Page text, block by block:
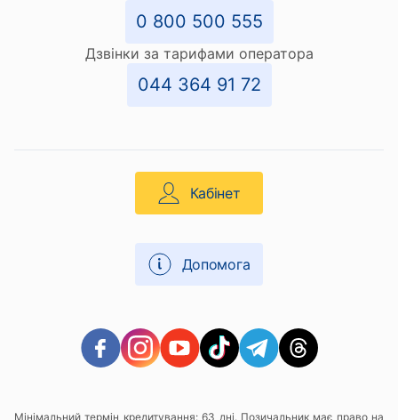
0 800 500 555
Дзвінки за тарифами оператора
044 364 91 72
Кабінет
Допомога
Мінімальний термін кредитування: 63 дні. Позичальник має право на